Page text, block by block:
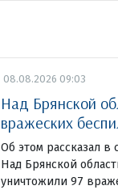
08.08.2026 09:03
Над Брянской
вражеских
Об этом рассказал в
Над Брянской
уничтожили 97